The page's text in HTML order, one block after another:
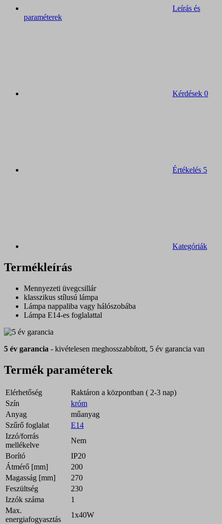
Leírás és
paraméterek
Kérdések 0
Értékelés 5
Kategóriák
Termékleírás
Mennyezeti üvegcsillár
klasszikus stílusú lámpa
Lámpa nappaliba vagy hálószobába
Lámpa E14-es foglalattal
5 év garancia - kivételesen meghosszabbított, 5 év garancia van
Termék paraméterek
Elérhetőség
Raktáron a központban ( 2-3 nap)
Szín
króm
Anyag
műanyag
Szűrő foglalat
E14
Izzó/forrás
mellékelve
Nem
Borító
IP20
Átmérő [mm]
200
Magasság [mm]
270
Feszültség
230
Izzók száma
1
Max.
energiafogyasztás
1x40W